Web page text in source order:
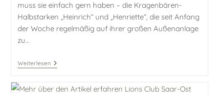
muss sie einfach gern haben – die Kragenbären-
Halbstarken „Heinrich“ und „Henriette“, die seit Anfang
der Woche regelmäßig auf ihrer großen Außenanlage
zu…
Weiterlesen